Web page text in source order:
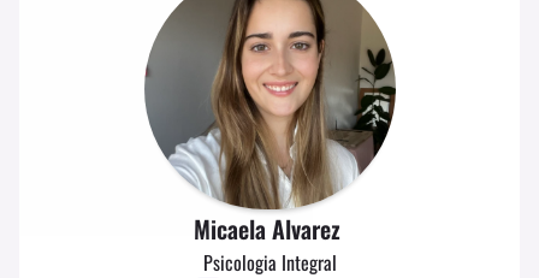
Micaela Alvarez
Psicologia Integral